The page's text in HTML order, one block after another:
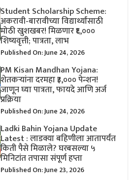
Student Scholarship Scheme:
अकरावी-बारावीच्या विद्यार्थ्यांसाठी
मोठी खुशखबर! मिळणार ₹६,०००
शिष्यवृत्ती; पात्रता, लाभ
Published On: June 24, 2026
PM Kisan Mandhan Yojana:
शेतकऱ्यांना दरमहा ₹३,००० पेन्शन!
जाणून घ्या पात्रता, फायदे आणि अर्ज
प्रक्रिया
Published On: June 24, 2026
Ladki Bahin Yojana Update
Latest : लाडक्या बहिणीला आतापर्यंत
किती पैसे मिळाले? घरबसल्या ५
मिनिटांत तपासा संपूर्ण हप्ता
Published On: June 23, 2026